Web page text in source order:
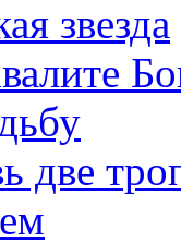
звезда
две